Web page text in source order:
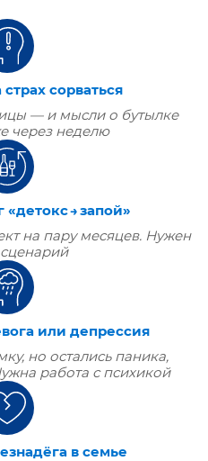
сорваться
— и мысли о бутылке
через неделю
→ запой»
на пару месяцев. Нужен
или депрессия
но остались паника,
работа с психикой
в семье